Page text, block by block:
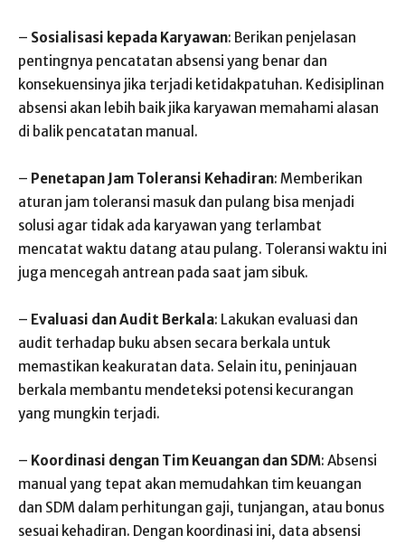
– Sosialisasi kepada Karyawan: Berikan penjelasan
pentingnya pencatatan absensi yang benar dan
konsekuensinya jika terjadi ketidakpatuhan. Kedisiplinan
absensi akan lebih baik jika karyawan memahami alasan
di balik pencatatan manual.
– Penetapan Jam Toleransi Kehadiran: Memberikan
aturan jam toleransi masuk dan pulang bisa menjadi
solusi agar tidak ada karyawan yang terlambat
mencatat waktu datang atau pulang. Toleransi waktu ini
juga mencegah antrean pada saat jam sibuk.
– Evaluasi dan Audit Berkala: Lakukan evaluasi dan
audit terhadap buku absen secara berkala untuk
memastikan keakuratan data. Selain itu, peninjauan
berkala membantu mendeteksi potensi kecurangan
yang mungkin terjadi.
– Koordinasi dengan Tim Keuangan dan SDM: Absensi
manual yang tepat akan memudahkan tim keuangan
dan SDM dalam perhitungan gaji, tunjangan, atau bonus
sesuai kehadiran. Dengan koordinasi ini, data absensi